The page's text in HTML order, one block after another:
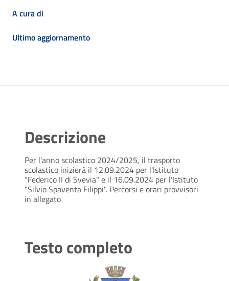
A cura di
Ultimo aggiornamento
Descrizione
Per l'anno scolastico 2024/2025, il trasporto
scolastico inizierà il 12.09.2024 per l'Istituto
"Federico II di Svevia" e il 16.09.2024 per l'Istituto
"Silvio Spaventa Filippi". Percorsi e orari provvisori
in allegato
Testo completo